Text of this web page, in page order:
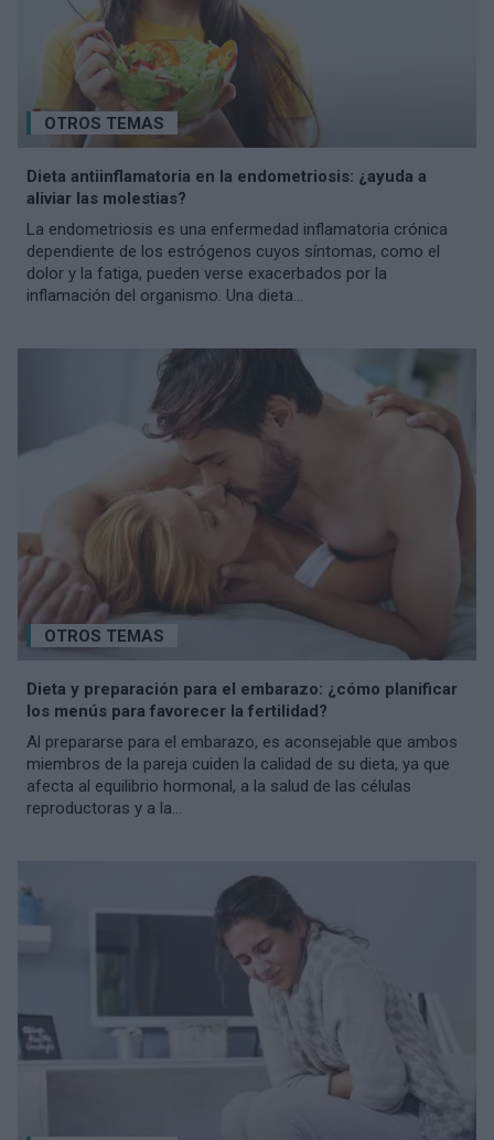
OTROS TEMAS
Dieta antiinflamatoria en la endometriosis: ¿ayuda a
aliviar las molestias?
La endometriosis es una enfermedad inflamatoria crónica
dependiente de los estrógenos cuyos síntomas, como el
dolor y la fatiga, pueden verse exacerbados por la
inflamación del organismo. Una dieta...
OTROS TEMAS
Dieta y preparación para el embarazo: ¿cómo planificar
los menús para favorecer la fertilidad?
Al prepararse para el embarazo, es aconsejable que ambos
miembros de la pareja cuiden la calidad de su dieta, ya que
afecta al equilibrio hormonal, a la salud de las células
reproductoras y a la...